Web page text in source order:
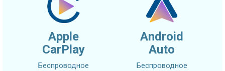
Apple
CarPlay
Беспроводное
Android
Auto
Беспроводное